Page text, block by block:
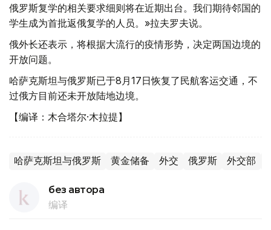
俄罗斯复学的相关要求细则将在近期出台。我们期待邻国的
学生成为首批返俄复学的人员。»拉夫罗夫说。
俄外长还表示，将根据大流行的疫情形势，决定两国边境的
开放问题。
哈萨克斯坦与俄罗斯已于8月17日恢复了民航客运交通，不
过俄方目前还未开放陆地边境。
【编译：木合塔尔·木拉提】
哈萨克斯坦与俄罗斯 黄金储备 外交 俄罗斯 外交部
без автора
编译